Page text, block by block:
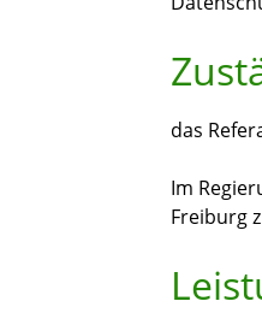
das
Im
Freiburg